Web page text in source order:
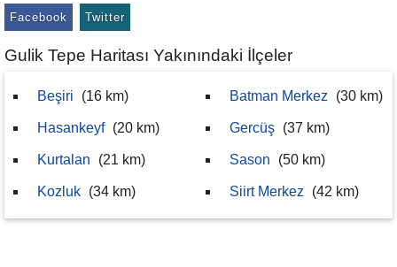
Facebook Twitter
Gulik Tepe Haritası Yakınındaki İlçeler
Beşiri (16 km)
Hasankeyf (20 km)
Kurtalan (21 km)
Kozluk (34 km)
Batman Merkez (30 km)
Gercüş (37 km)
Sason (50 km)
Siirt Merkez (42 km)